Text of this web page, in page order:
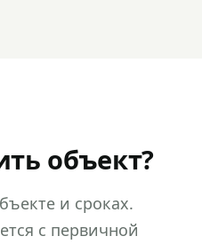
объект?
и сроках.
с первичной